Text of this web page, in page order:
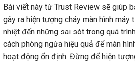
Bài viết này từ Trust Review sẽ giúp
gây ra hiện tượng cháy màn hình máy
nhiệt đến những sai sót trong quá
cách phòng ngừa hiệu quả để màn
hoạt động ổn định. Đừng để hiện